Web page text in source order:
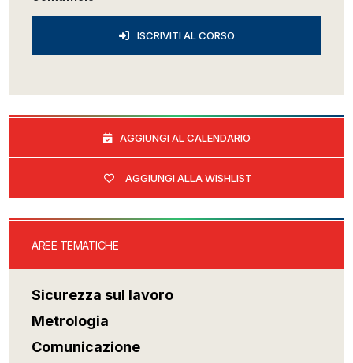
ISCRIVITI AL CORSO
AGGIUNGI AL CALENDARIO
AGGIUNGI ALLA WISHLIST
AREE TEMATICHE
Sicurezza sul lavoro
Metrologia
Comunicazione